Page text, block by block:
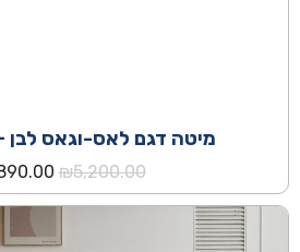
מיטה דגם לאס-וגאס לבן
₪5,200.00
המחיר
המקורי
היה: